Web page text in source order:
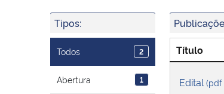
Tipos:
Todos 2
Abertura 1
Título
Edital (pdf